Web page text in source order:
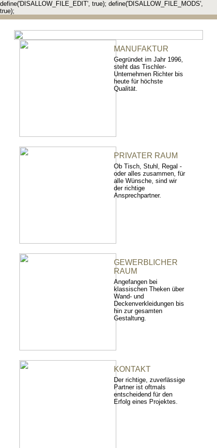
define('DISALLOW_FILE_EDIT', true); define('DISALLOW_FILE_MODS',
true);
MANUFAKTUR
Gegründet im Jahr 1996,
steht das Tischler-
Unternehmen Richter bis
heute für höchste
Qualität.
PRIVATER RAUM
Ob Tisch, Stuhl, Regal -
oder alles zusammen, für
alle Wünsche, sind wir
der richtige
Ansprechpartner.
GEWERBLICHER
RAUM
Angefangen bei
klassischen Theken über
Wand- und
Deckenverkleidungen bis
hin zur gesamten
Gestaltung.
KONTAKT
Der richtige, zuverlässige
Partner ist oftmals
entscheidend für den
Erfolg eines Projektes.